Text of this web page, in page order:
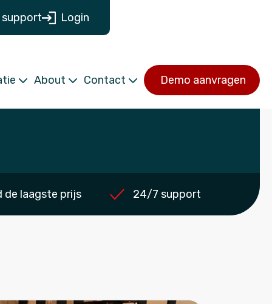
support Login
About Contact Demo aanvragen
de laagste prijs 24/7 support